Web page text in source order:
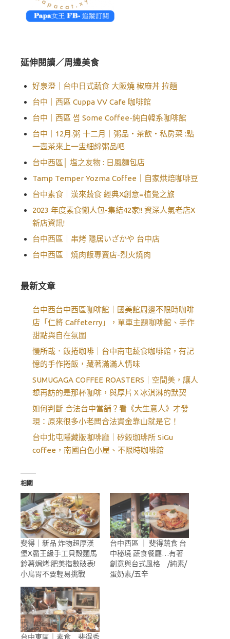
延伸閱讀／周邊美食
好泉澄｜台中日式蔬食 大阪燒 椒麻丼 拉麵
台中｜西區 Cuppa VV Cafe 咖啡館
台中｜西區 썸 Some Coffee-純白韓系咖啡館
台中｜12月.粥 十二月｜粥品‧茶飲‧私房菜 :點
一壺茶來上一盅細綿粥品吧
台中西區│ 塩之友物 : 日風麵包店
Tamp Temper Yozma Coffee｜自家烘焙咖啡豆
台中素食｜漢來蔬食 經典X創意=植覺之旅
2023 年度素食懶人包-集結42家!! 資深人氣老店X
新店資訊!
台中西區｜串烤 隱居いざかや 台中店
台中西區｜燒肉飯專賣店-烈火燒肉
最新文章
台中西台中西區咖啡館｜國美館周邊不限時咖啡
店「仁將 Caffeterry」，單車主題咖啡館、手作
甜點與自在氛圍
慢所哉．飯捲咖啡｜台中南屯蔬食咖啡館，有記
憶的手作捲飯，藏著滿滿人情味
SUMUGAGA COFFEE ROASTERS｜空間美，讓人
想再訪的是那杯咖啡，與厚片Ｘ冰淇淋的默契
如何判斷 合法台中當舖？看《大生意人》才發
現：原來很多小老闆合法資金靠山就是它！
台中北屯隱藏版咖啡廳｜矽穀珈琲所 SiGu
coffee，南國白色小屋、不限時咖啡館
相關
斐得｜新品 炸物超厚漢
堡X霸王級手工貝殼麵馬
鈴薯焗烤:肥美指數破表!
小鳥胃不要輕易挑戰
台中西區 ｜ 斐得蔬食 台
中秘境 蔬食餐廳…有著
創意與台式風格 /純素/
蛋奶素/五辛
台中東區｜素食 斐得秀